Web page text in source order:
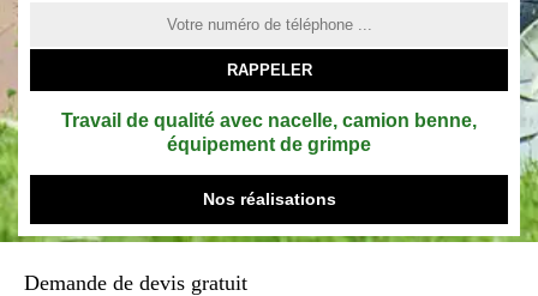
Travail de qualité avec nacelle, camion benne,
équipement de grimpe
Nos réalisations
Demande de devis gratuit